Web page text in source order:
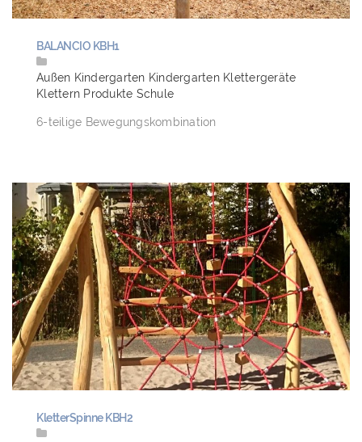
BALANCIO KBH1
Außen Kindergarten Kindergarten Klettergeräte
Klettern Produkte Schule
6-teilige Bewegungskombination
KletterSpinne KBH2